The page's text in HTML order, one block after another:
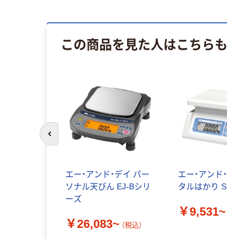
この商品を見た人はこちら
エー・アンド・デイ パー
ソナル天びん EJ-Bシリ
ーズ
￥26,083~ （税込）
エー・アンド
タルはかり
￥9,531~
前のスライドへ